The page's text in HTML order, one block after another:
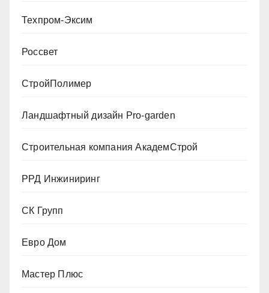
Техпром-Эксим
Россвет
СтройПолимер
Ландшафтный дизайн Pro-garden
Строительная компания АкадемСтрой
РРД Инжиниринг
СК Групп
Евро Дом
Мастер Плюс